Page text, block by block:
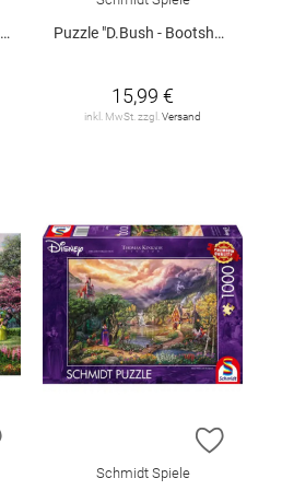
Puzzle "D.Bush - Bootshaus mit Kanus", 1000 Teile
15,99 €
inkl. MwSt. zzgl. Versand
ZUR WUNSCHLISTE HINZUFÜGEN
ZUR
Schmidt Spiele